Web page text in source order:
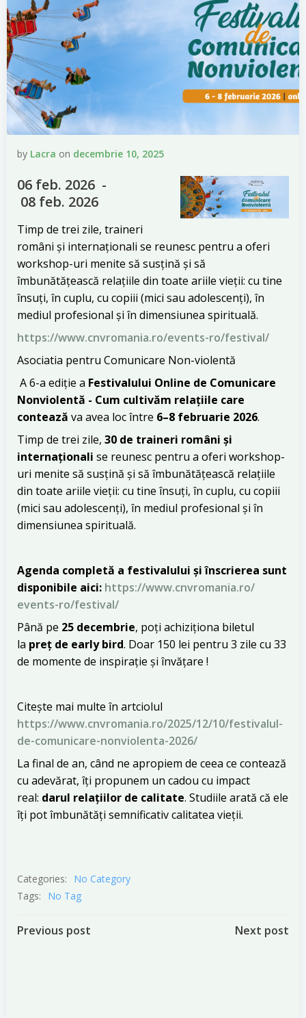
by Lacra on decembrie 10, 2025
06 feb. 2026 -
08 feb. 2026
Timp de trei zile, traineri
români și internaționali se reunesc pentru a oferi
workshop-uri menite să susțină și să
îmbunătățească relațiile din toate ariile vieții: cu tine
însuți, în cuplu, cu copiii (mici sau adolescenți), în
mediul profesional și în dimensiunea spirituală.
https://www.cnvromania.ro/events-ro/festival/
Asociatia pentru Comunicare Non-violentă
A 6-a ediție a Festivalului Online de Comunicare
Nonviolentă - Cum cultivăm relațiile care
contează va avea loc între 6–8 februarie 2026.
Timp de trei zile, 30 de traineri români și
internaționali se reunesc pentru a oferi workshop-
uri menite să susțină și să îmbunătățească relațiile
din toate ariile vieții: cu tine însuți, în cuplu, cu copiii
(mici sau adolescenți), în mediul profesional și în
dimensiunea spirituală.
Agenda completă a festivalului și înscrierea sunt
disponibile aici: https://www.cnvromania.ro/
events-ro/festival/
Până pe 25 decembrie, poți achiziționa biletul
la preț de early bird. Doar 150 lei pentru 3 zile cu 33
de momente de inspirație și învățare !
Citește mai multe în artciolul
https://www.cnvromania.ro/2025/12/10/festivalul-
de-comunicare-nonviolenta-2026/
La final de an, când ne apropiem de ceea ce contează
cu adevărat, îți propunem un cadou cu impact
real: darul relațiilor de calitate. Studiile arată că ele
îți pot îmbunătăți semnificativ calitatea vieții.
Categories:
No Category
Tags:
No Tag
Post
Previous post Next post